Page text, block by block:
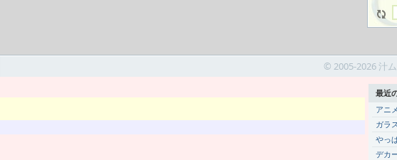
© 2005-2026 汁
最近
アニ
ガラ
やっ
デカ